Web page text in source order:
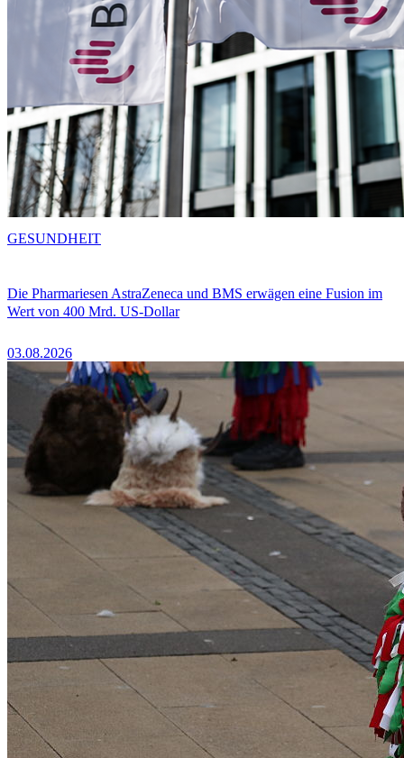
Die Pharmariesen AstraZeneca und BMS erwägen eine Fusion im
Wert von 400 Mrd. US-Dollar
03.08.2026
GESUNDHEIT